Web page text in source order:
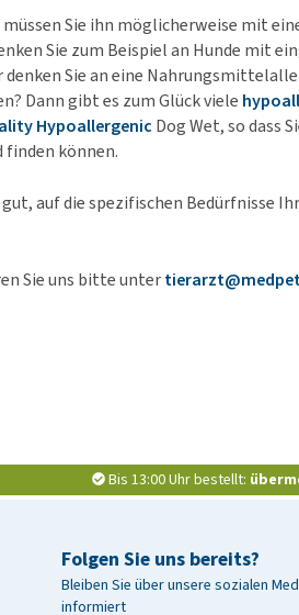
Sie ihn möglicherweise mit
Sie zum Beispiel an Hunde mit
Sie an eine
Dann gibt es zum Glück viele
Hypoallergenic Dog Wet, so dass
können.
auf die spezifischen Bedürfnisse
Sie uns bitte unter
Bis 13:00 Uhr bestellt:
Folgen Sie uns bereits?
Bleiben Sie über unsere sozialen
informiert